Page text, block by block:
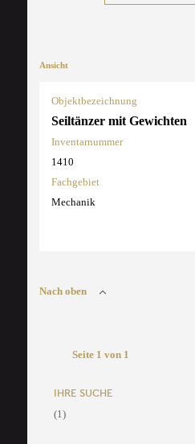
Ansicht
Objektbezeichnung
Seiltänzer mit Gewichten
Inventarnummer
1410
Fachgebiet
Mechanik
Nach oben
Seite 1 von 1
IHRE SUCHE
(1)